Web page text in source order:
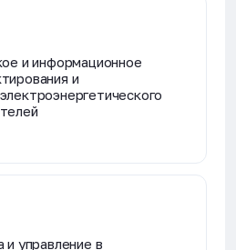
и информационное
и
управление в